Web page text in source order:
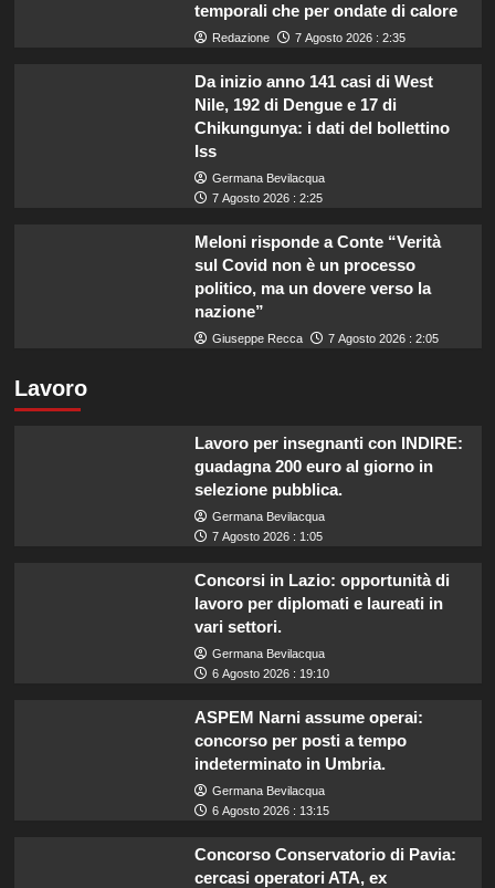
temporali che per ondate di calore
Redazione 7 Agosto 2026 : 2:35
Da inizio anno 141 casi di West
Nile, 192 di Dengue e 17 di
Chikungunya: i dati del bollettino
Iss
Germana Bevilacqua
7 Agosto 2026 : 2:25
Meloni risponde a Conte “Verità
sul Covid non è un processo
politico, ma un dovere verso la
nazione”
Giuseppe Recca 7 Agosto 2026 : 2:05
Lavoro
Lavoro per insegnanti con INDIRE:
guadagna 200 euro al giorno in
selezione pubblica.
Germana Bevilacqua
7 Agosto 2026 : 1:05
Concorsi in Lazio: opportunità di
lavoro per diplomati e laureati in
vari settori.
Germana Bevilacqua
6 Agosto 2026 : 19:10
ASPEM Narni assume operai:
concorso per posti a tempo
indeterminato in Umbria.
Germana Bevilacqua
6 Agosto 2026 : 13:15
Concorso Conservatorio di Pavia:
cercasi operatori ATA, ex